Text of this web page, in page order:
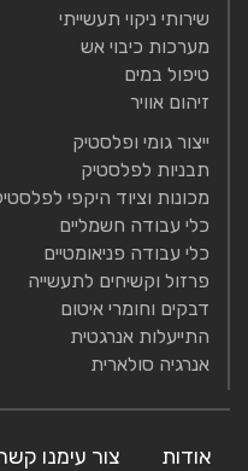
שירותי ניקוי תעשייתי
מערכות כיבוי אש
טיפול במים
זיהום אוויר
ייצור גומי ופלסטיק
תבניות לפלסטיק
מכונות וציוד היקפי
כלי עבודה חשמליים
כלי עבודה פניאומטיים
פרזול וקשיחים לתעשייה
דבקים וחומרי איטום
התייעלות אנרגטית
אנרגיה סולארית
אודות צור עימנו